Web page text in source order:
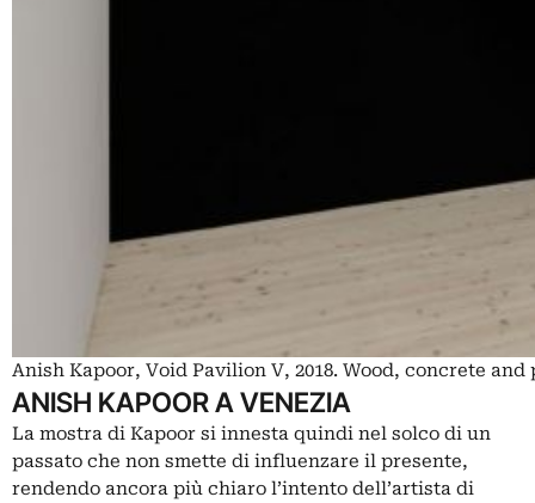
Anish Kapoor, Void Pavilion V, 2018. Wood, concrete
ANISH KAPOOR A VENEZIA
La mostra di Kapoor si innesta quindi nel solco di un
passato che non smette di influenzare il presente,
rendendo ancora più chiaro l’intento dell’artista di